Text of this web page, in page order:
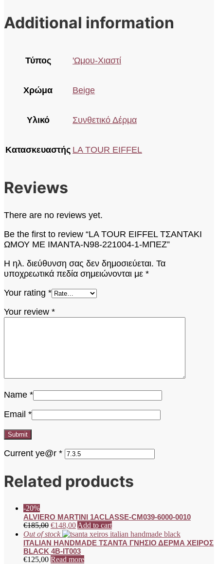
Additional information
Τύπος 'Ωμου-Χιαστί
Χρώμα Beige
Υλικό Συνθετικό Δέρμα
Κατασκευαστής LA TOUR EIFFEL
Reviews
There are no reviews yet.
Be the first to review “LA TOUR EIFFEL ΤΣΑΝΤΑΚΙ
ΩΜΟΥ ΜΕ ΙΜΑΝΤΑ-N98-221004-1-ΜΠΕΖ”
Η ηλ. διεύθυνση σας δεν δημοσιεύεται. Τα
υποχρεωτικά πεδία σημειώνονται με *
Your rating *
Your review *
Name *
Email *
Current ye@r *
Related products
-20%
ALVIERO MARTINI 1ACLASSE-CM039-6000-0010
€185,00 €148,00 Add to cart
Out of stock
ITALIAN HANDMADE ΤΣΑΝΤΑ ΓΝΗΣΙΟ ΔΕΡΜΑ ΧΕΙΡΟΣ
BLACK 4B-IT003
€125,00 Read more